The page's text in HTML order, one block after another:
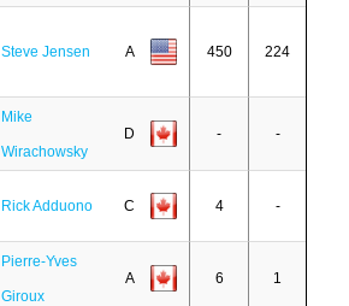
Steve Jensen A 450 224
Mike
Wirachowsky
D - -
Rick Adduono C 4 -
Pierre-Yves
Giroux
A 6 1